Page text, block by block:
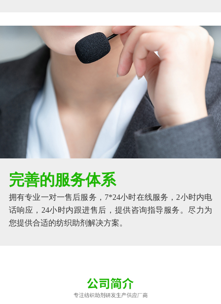
完善的服务体系
拥有专业一对一售后服务，7*24小时在线服务，2小时内电
话响应，24小时内跟进售后，提供咨询指导服务。尽力为
您提供合适的纺织助剂解决方案。